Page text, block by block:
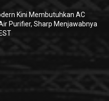
Kini Membutuhkan AC
Purifier, Sharp Menjawabnya